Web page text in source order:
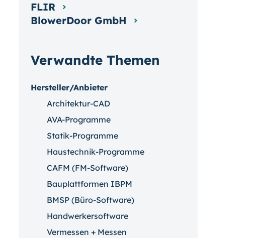
Verwandte Themen
Hersteller/Anbieter
Architektur-CAD
AVA-Programme
Statik-Programme
Haustechnik-Programme
CAFM (FM-Software)
Bauplattformen IBPM
BMSP (Büro-Software)
Handwerkersoftware
Vermessen + Messen
FLIR
BlowerDoor GmbH